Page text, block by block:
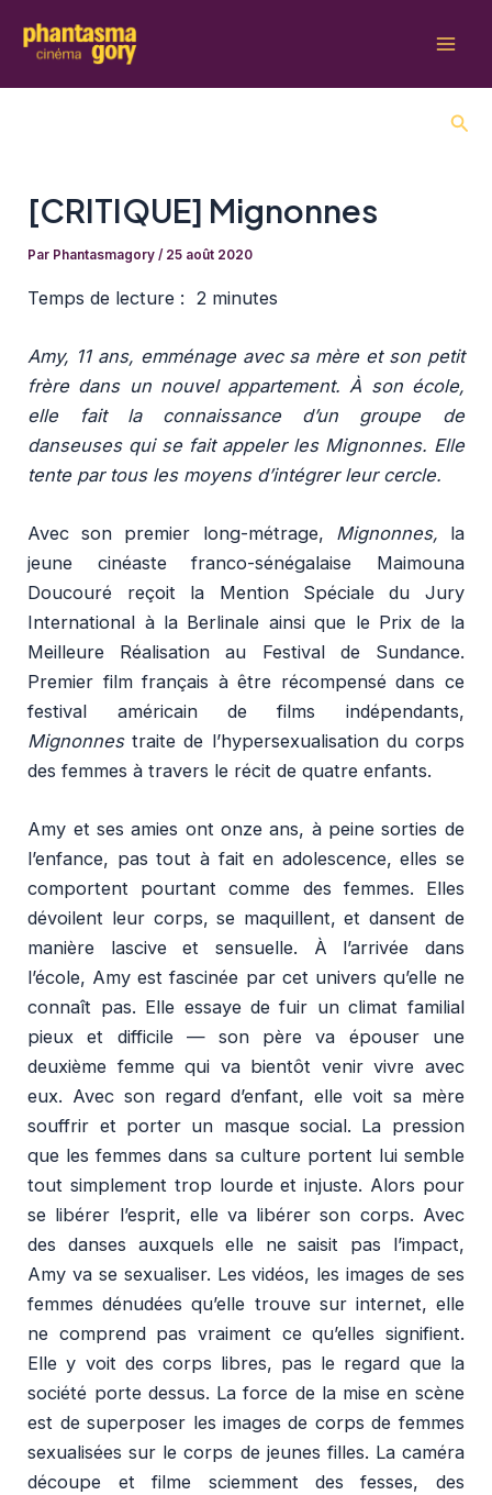
[CRITIQUE] Mignonnes
Par Phantasmagory/ 25 août 2020
Temps de lecture : 2 minutes
Amy, 11 ans, emménage avec sa mère et son petit
frère dans un nouvel appartement. À son école,
elle fait la connaissance d’un groupe de
danseuses qui se fait appeler les Mignonnes. Elle
tente par tous les moyens d’intégrer leur cercle.
Avec son premier long-métrage, Mignonnes, la
jeune cinéaste franco-sénégalaise Maimouna
Doucouré reçoit la Mention Spéciale du Jury
International à la Berlinale ainsi que le Prix de la
Meilleure Réalisation au Festival de Sundance.
Premier film français à être récompensé dans ce
festival américain de films indépendants,
Mignonnestraite de l’hypersexualisation du corps
des femmes à travers le récit de quatre enfants.
Amy et ses amies ont onze ans, à peine sorties de
l’enfance, pas tout à fait en adolescence, elles se
comportent pourtant comme des femmes. Elles
dévoilent leur corps, se maquillent, et dansent de
manière lascive et sensuelle. À l’arrivée dans
l’école, Amy est fascinée par cet univers qu’elle ne
connaît pas. Elle essaye de fuir un climat familial
pieux et difficile — son père va épouser une
deuxième femme qui va bientôt venir vivre avec
eux. Avec son regard d’enfant, elle voit sa mère
souffrir et porter un masque social. La pression
que les femmes dans sa culture portent lui semble
tout simplement trop lourde et injuste. Alors pour
se libérer l’esprit, elle va libérer son corps. Avec
des danses auxquels elle ne saisit pas l’impact,
Amy va se sexualiser. Les vidéos, les images de ses
femmes dénudées qu’elle trouve sur internet, elle
ne comprend pas vraiment ce qu’elles signifient.
Elle y voit des corps libres, pas le regard que la
société porte dessus. La force de la mise en scène
est de superposer les images de corps de femmes
sexualisées sur le corps de jeunes filles. La caméra
découpe et filme sciemment des fesses, des